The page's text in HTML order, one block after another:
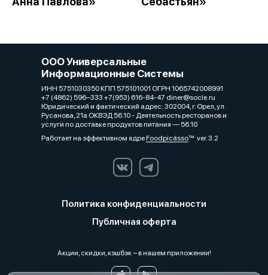
ООО Универсальные
Информационные Системы
ИНН 5751030350 КПП 575101001 ОГРН 1065742008991
+7 (4862) 596‒333 +7(953) 616-84-47 diner@socle.ru
Юридический и фактический адрес: 302004, г. Орел, ул.
Русанова, 21а ОКВЭД 56.10 - Деятельность ресторанов и
услуги по доставке продуктов питания — 56.10
Работает на эффективном ядреFoodpicássover. 3.2
Политика конфиденциальности
Публичная оферта
Акции, скидки, кэшбэк − в нашем приложении!